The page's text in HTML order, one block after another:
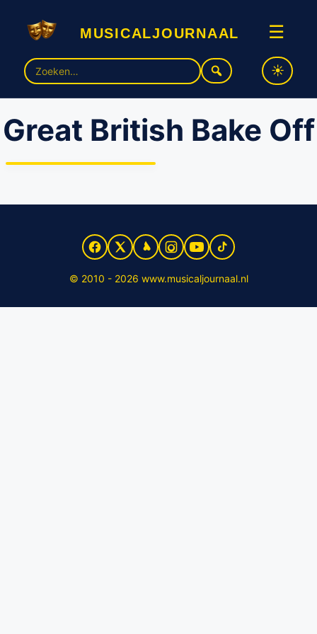
musicaljournaal ☰
Zoek
naar:
Great British Bake Off
Omroep Max overweegt
musical-versie van ‘Heel
© 2010 - 2026 www.musicaljournaal.nl